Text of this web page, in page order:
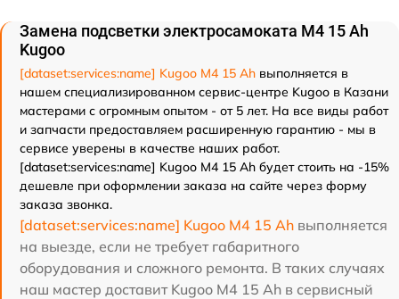
Замена подсветки электросамоката M4 15 Ah
Kugoo
[dataset:services:name] Kugoo M4 15 Ah выполняется в
нашем специализированном сервис-центре Kugoo в Казани
мастерами с огромным опытом - от 5 лет. На все виды работ
и запчасти предоставляем расширенную гарантию - мы в
сервисе уверены в качестве наших работ.
[dataset:services:name] Kugoo M4 15 Ah будет стоить на -15%
дешевле при оформлении заказа на сайте через форму
заказа звонка.
[dataset:services:name] Kugoo M4 15 Ah выполняется
на выезде, если не требует габаритного
оборудования и сложного ремонта. В таких случаях
наш мастер доставит Kugoo M4 15 Ah в сервисный